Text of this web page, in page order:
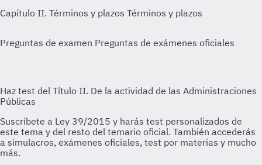
Capítulo II. Términos y plazos Términos y plazos
Preguntas de examen Preguntas de exámenes oficiales